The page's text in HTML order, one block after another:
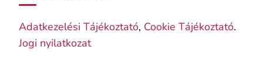
Adatkezelési Tájékoztató, Cookie Tájékoztató.
Jogi nyilatkozat